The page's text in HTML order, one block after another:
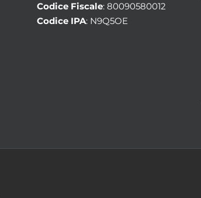
Codice Fiscale: 80090580012
Codice IPA: N9Q5OE